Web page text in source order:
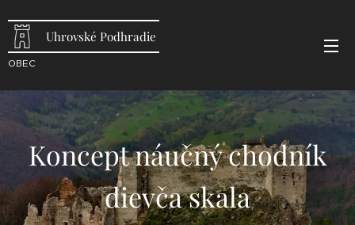
Uhrovské Podhradie
OBEC
Koncept náučný chodník
dievča skala